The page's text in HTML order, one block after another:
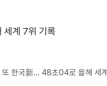
계 7위 기록
한국新… 48초04로 올해 세